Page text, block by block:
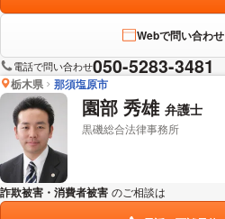
Webで問い合わせ
電話で問い合わせ050-5283-3481
栃木県 那須塩原市
園部 秀雄 弁護士
黒磯総合法律事務所
詐欺被害・消費者被害 のご相談は